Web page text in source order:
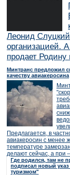
Леонид
организацией.
продает Родину
Минтранс предложил
качеству авиакеросина
Предлагается, в
авиакеросин с менее
температуре
делают сейчас, а при
Где родился, там не
подписал новый
туризмом"